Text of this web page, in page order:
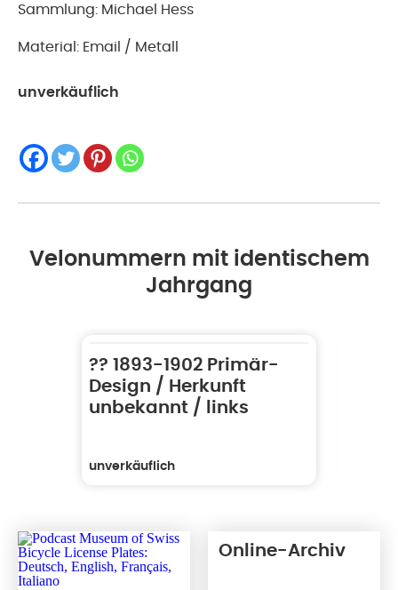
Sammlung: Michael Hess
Material: Email / Metall
unverkäuflich
Velonummern mit identischem
Jahrgang
?? 1893-1902 Primär-
Design / Herkunft
unbekannt / links
unverkäuflich
Online-Archiv